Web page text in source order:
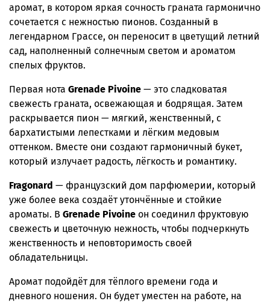
аромат, в котором яркая сочность граната гармонично
сочетается с нежностью пионов. Созданный в
легендарном Грассе, он переносит в цветущий летний
сад, наполненный солнечным светом и ароматом
спелых фруктов.
Первая нота Grenade Pivoine — это сладковатая
свежесть граната, освежающая и бодрящая. Затем
раскрывается пион — мягкий, женственный, с
бархатистыми лепестками и лёгким медовым
оттенком. Вместе они создают гармоничный букет,
который излучает радость, лёгкость и романтику.
Fragonard — французский дом парфюмерии, который
уже более века создаёт утончённые и стойкие
ароматы. В Grenade Pivoine он соединил фруктовую
свежесть и цветочную нежность, чтобы подчеркнуть
женственность и неповторимость своей
обладательницы.
Аромат подойдёт для тёплого времени года и
дневного ношения. Он будет уместен на работе, на